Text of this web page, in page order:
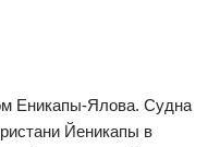
Еникапы-Ялова. Судна
Йеникапы в